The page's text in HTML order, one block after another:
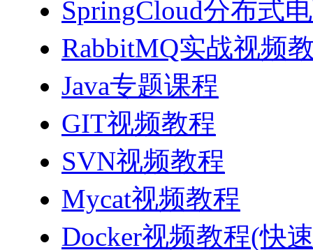
SpringCloud分布式
RabbitMQ实战视频
Java专题课程
GIT视频教程
SVN视频教程
Mycat视频教程
Docker视频教程(快